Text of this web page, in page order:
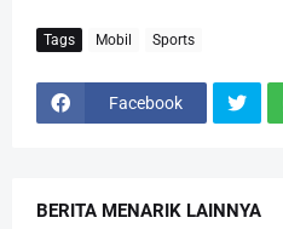
Tags Mobil Sports
Facebook
BERITA MENARIK LAINNYA